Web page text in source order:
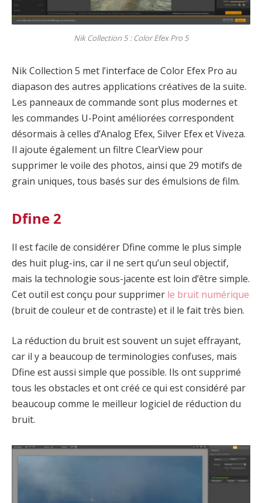
Nik Collection 5 : Color Efex Pro 5
Nik Collection 5 met l’interface de Color Efex Pro au
diapason des autres applications créatives de la suite.
Les panneaux de commande sont plus modernes et
les commandes U-Point améliorées correspondent
désormais à celles d’Analog Efex, Silver Efex et Viveza.
Il ajoute également un filtre ClearView pour
supprimer le voile des photos, ainsi que 29 motifs de
grain uniques, tous basés sur des émulsions de film.
Dfine 2
Il est facile de considérer Dfine comme le plus simple
des huit plug-ins, car il ne sert qu’un seul objectif,
mais la technologie sous-jacente est loin d’être simple.
Cet outil est conçu pour supprimer le bruit numérique
(bruit de couleur et de contraste) et il le fait très bien.
La réduction du bruit est souvent un sujet effrayant,
car il y a beaucoup de terminologies confuses, mais
Dfine est aussi simple que possible. Ils ont supprimé
tous les obstacles et ont créé ce qui est considéré par
beaucoup comme le meilleur logiciel de réduction du
bruit.